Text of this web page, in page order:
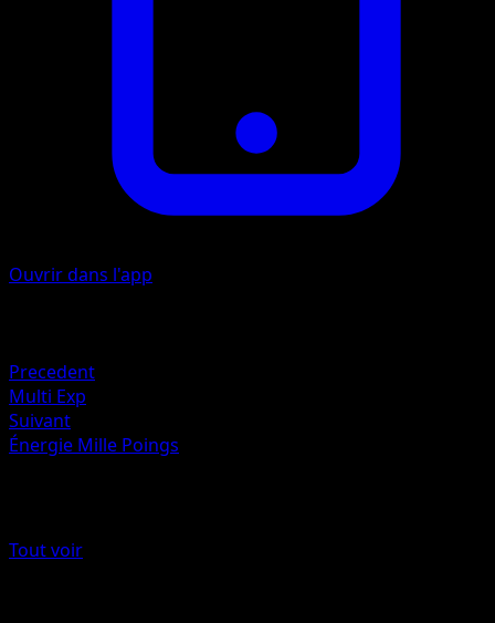
Ouvrir dans l'app
Precedent
Multi Exp
Suivant
Énergie Mille Poings
Tout voir